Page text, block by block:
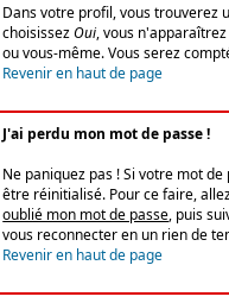
Dans votre profil, vous trouverez
choisissezOui, vous
ou vous-même. Vous serez
Revenir en haut de page
J'ai perdu mon mot de passe !
Ne paniquez pas ! Si votre mot
être réinitialisé. Pour ce faire,
oublié mon mot de passe, puis
vous reconnecter en un rien de
Revenir en haut de page